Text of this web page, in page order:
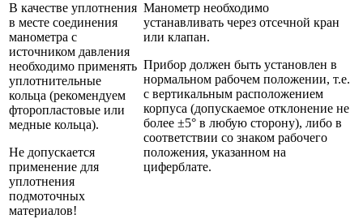
В качестве уплотнения
в месте соединения
манометра с
источником давления
необходимо применять
уплотнительные
кольца (рекомендуем
фторопластовые или
медные кольца).
Не допускается
применение для
уплотнения
подмоточных
материалов!
Манометр необходимо
устанавливать через отсечной кран
или клапан.
Прибор должен быть установлен в
нормальном рабочем положении, т.е.
с вертикальным расположением
корпуса (допускаемое отклонение не
более ±5° в любую сторону), либо в
соответствии со знаком рабочего
положения, указанном на
циферблате.